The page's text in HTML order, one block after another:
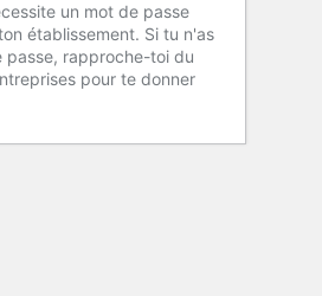
un mot de passe
établissement. Si tu n'as
passe, rapproche-toi du
pour te donner